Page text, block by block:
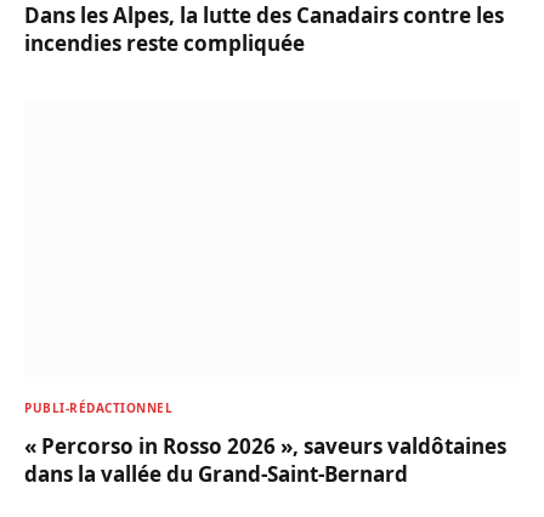
Dans les Alpes, la lutte des Canadairs contre les
incendies reste compliquée
PUBLI-RÉDACTIONNEL
« Percorso in Rosso 2026 », saveurs valdôtaines
dans la vallée du Grand-Saint-Bernard